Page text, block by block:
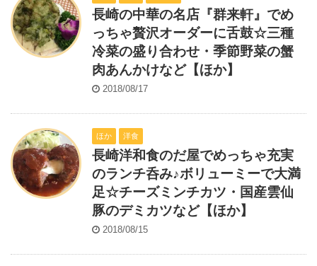
長崎の中華の名店『群来軒』でめ
っちゃ贅沢オーダーに舌鼓☆三種
冷菜の盛り合わせ・季節野菜の蟹
肉あんかけなど【ほか】
2018/08/17
ほか 洋食
長崎洋和食のだ屋でめっちゃ充実
のランチ呑み♪ボリューミーで大満
足☆チーズミンチカツ・国産雲仙
豚のデミカツなど【ほか】
2018/08/15